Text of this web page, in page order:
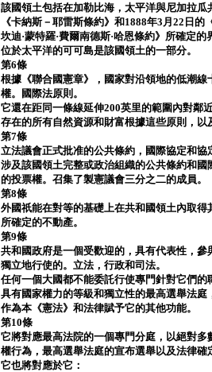
該國領土包括在加勒比海，太平洋與尼加拉
《卡納斯－耶雷斯條約》和1888年3月22日
坎迪·蒙特羅·費爾南德斯·哈恩條約》所確定的
位於太平洋的可可島是該國領土的一部分。
第6條
根據《聯合國憲章》，國家對沿領地的低潮
權。國際法原則。
它還在距同一條線延伸200英里的範圍內對鄰
存在的所有自然資源和財富根據這些原則，以
第7條
立法議會正式批准的公共條約，國際協定和協
涉及該國領土完整或政治組織的公共條約和
的投票權。召集了製憲議會三分之二的成員。
第8條
外國祇能在對等的基礎上在共和國領土內取
所確定的不動產。
第9條
共和國政府是一個受歡迎的，具有代表性，
獨立地行使的。立法，行政和司法。
任何一個大國都不能委託行使專門針對它們的
具有國家權力的等級和獨立性的最高選舉法
作為本《憲法》和法律賦予它的其他功能。
第10條
它將對應最高法院的一個專門分庭，以絕對
權行為，最高選舉法庭的宣布選舉以及法律確
它也將對應於它：